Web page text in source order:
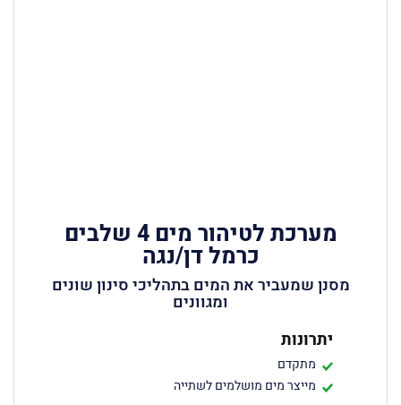
מערכת לטיהור מים 4 שלבים
כרמל דן/נגה
מסנן שמעביר את המים בתהליכי סינון שונים
ומגוונים
יתרונות
מתקדם
מייצר מים מושלמים לשתייה